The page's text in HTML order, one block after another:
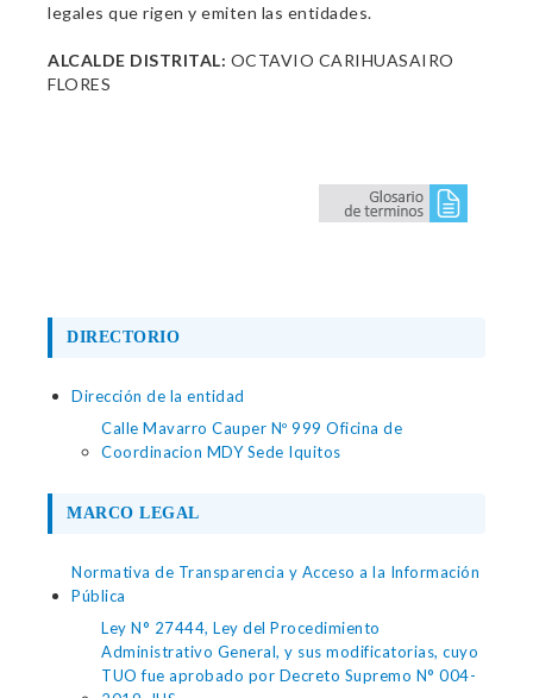
legales que rigen y emiten las entidades.
ALCALDE DISTRITAL: OCTAVIO CARIHUASAIRO
FLORES
DIRECTORIO
Dirección de la entidad
Calle Mavarro Cauper Nº 999 Oficina de
Coordinacion MDY Sede Iquitos
MARCO LEGAL
Normativa de Transparencia y Acceso a la Información
Pública
Ley N° 27444, Ley del Procedimiento
Administrativo General, y sus modificatorias, cuyo
TUO fue aprobado por Decreto Supremo N° 004-